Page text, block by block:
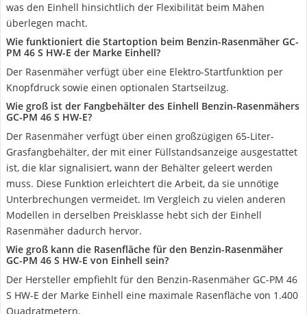
was den Einhell hinsichtlich der Flexibilität beim Mähen
überlegen macht.
Wie funktioniert die Startoption beim Benzin-Rasenmäher GC-
PM 46 S HW-E der Marke Einhell?
Der Rasenmäher verfügt über eine Elektro-Startfunktion per
Knopfdruck sowie einen optionalen Startseilzug.
Wie groß ist der Fangbehälter des Einhell Benzin-Rasenmähers
GC-PM 46 S HW-E?
Der Rasenmäher verfügt über einen großzügigen 65-Liter-
Grasfangbehälter, der mit einer Füllstandsanzeige ausgestattet
ist, die klar signalisiert, wann der Behälter geleert werden
muss. Diese Funktion erleichtert die Arbeit, da sie unnötige
Unterbrechungen vermeidet. Im Vergleich zu vielen anderen
Modellen in derselben Preisklasse hebt sich der Einhell
Rasenmäher dadurch hervor.
Wie groß kann die Rasenfläche für den Benzin-Rasenmäher
GC-PM 46 S HW-E von Einhell sein?
Der Hersteller empfiehlt für den Benzin-Rasenmäher GC-PM 46
S HW-E der Marke Einhell eine maximale Rasenfläche von 1.400
Quadratmetern.